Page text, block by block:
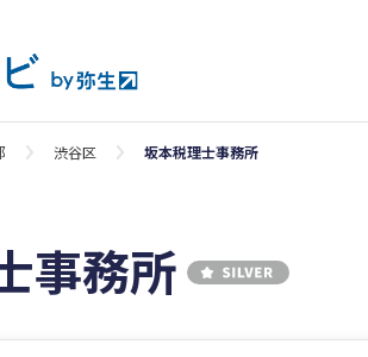
渋谷区 坂本税理士事務所
事務所